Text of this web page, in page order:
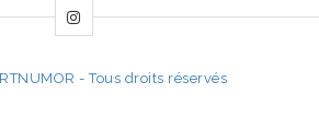
- Tous droits réservés